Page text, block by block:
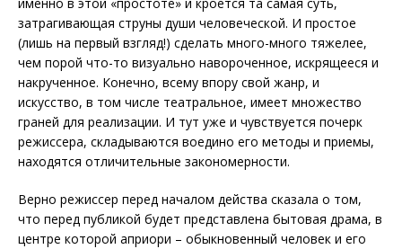
затрагивающая струны души человеческой. И простое
(лишь на первый взгляд!) сделать много-много тяжелее,
чем порой что-то визуально навороченное, искрящееся и
накрученное. Конечно, всему впору свой жанр, и
искусство, в том числе театральное, имеет множество
граней для реализации. И тут уже и чувствуется почерк
режиссера, складываются воедино его методы и приемы,
находятся отличительные закономерности.
Верно режиссер перед началом действа сказала о том,
что перед публикой будет представлена бытовая драма, в
центре которой априори – обыкновенный человек и его